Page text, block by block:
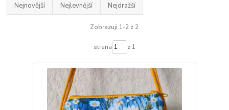
Nejnovější Nejlevnější Nejdražší
Zobrazuji 1-2 z 2
strana z 1